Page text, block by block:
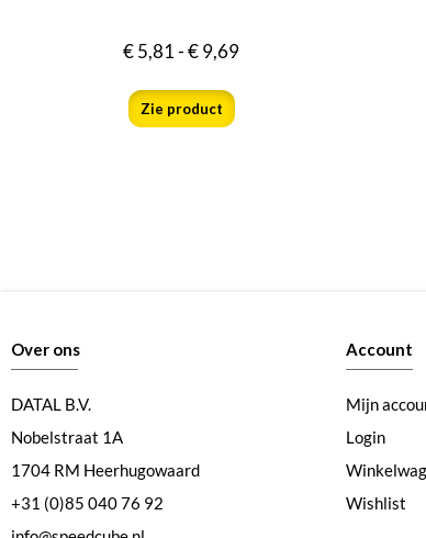
€5,81-€9,69
Zie product
Over ons
DATAL B.V.
Nobelstraat 1A
1704 RM Heerhugowaard
+31 (0)85 040 76 92
Account
Mijn
Login
Wishlist